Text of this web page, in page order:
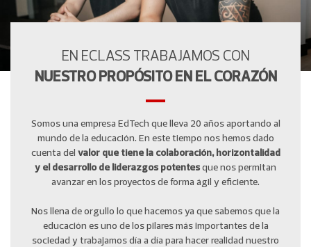
EN ECLASS TRABAJAMOS CON
NUESTRO PROPÓSITO EN EL CORAZÓN
Somos una empresa EdTech que lleva 20 años aportando al
mundo de la educación. En este tiempo nos hemos dado
cuenta del valor que tiene la colaboración, horizontalidad
y el desarrollo de liderazgos potentesque nos permitan
avanzar en los proyectos de forma ágil y eficiente.
Nos llena de orgullo lo que hacemos ya que sabemos que la
educación es uno de los pilares más importantes de la
sociedad y trabajamos día a día para hacer realidad nuestro